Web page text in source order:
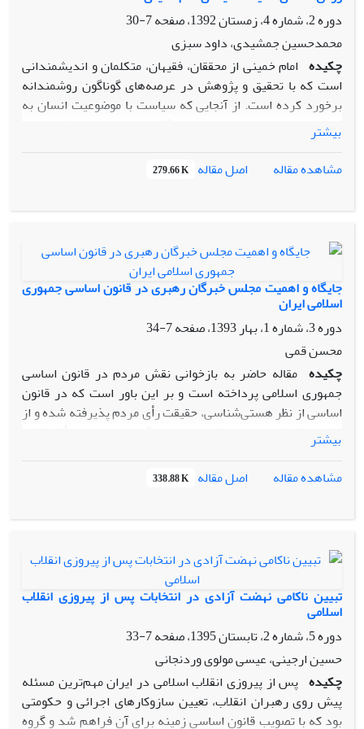
دوره 2، شماره 4، زمستان 1392، صفحه
7-30
محمدحسین جمشیدی، داود سبزی
چکیده امام خمینی از محققان، فقیهان، متکلمان و اندیشمندانی
است که با تحقیق و پژوهش در عرصه‌های گوناگون روشمندانه
برخورد کرده است. از آنجایی که سیاست با موضوعیت انسان به
تمام ابعاد هدایتی او نظر دارد لذا آثار امام خمینی از تکثر روشی
برخوردار است و اندیشه سیاسی امام خمینی به لحاظ روش‌شناسی
امری چند بعدی و مبتنی بر تمام منابع و ابزارهای معرفتی مورد
نظر اوست. از این رو پرسش این نوشتار بیان چیستی روش‌شناسی
استنباطی فقهی، اخلاقی، تفسیری و تاریخی برای امام حائز اهمیت
است. به گونه‌ای که ادراک صحیح اندیشه سیاسی امام خمینی+
راهی جز شناخت این روش‌ها در آثار او و چگونگی کاربرد آنها
نمی‌باشد.
بیشتر
مشاهده مقاله
اصل مقاله 279.66 K
جایگاه و اهمیت مجلس خبرگان رهبری در قانون اساسی جمهوری
اسلامی ایران
دوره 3، شماره 1، بهار 1393، صفحه
7-34
محسن قمی
چکیده مقاله حاضر به بازخوانی نقش مردم در قانون اساسی
جمهوری اسلامی پرداخته است و بر این باور است که در قانون
اساسی از نظر هستی‌شناسی، حقیقت رأی مردم پذیرفته شده و از
نظر معرفت‌شناختی نیز امکان وصول به آن حقیقت مورد تأکید قرار
گرفته و از جمله در نحوه تعیین رهبر و مراقبت بر رهبری به آن
واقعیت اجتماعی بخشیده است.
همچنین با اذعان به فلسفه وجودی مجلس خبرگان رهبری در
بحرانی ناشی از فوت، کناره‌گیری و یا عزل رهبری را برعهده
می‌گیرد و ثالثاً نقش و جایگاه بی‌بدیل آن را روشن می‌سازد.
بیشتر
مشاهده مقاله
اصل مقاله 338.88 K
تبیین ناکامی نهضت آزادی در انتخابات پس از پیروزی انقلاب
اسلامی
دوره 5، شماره 2، تابستان 1395، صفحه
7-33
حسین ارجینی، عیسی مولوی وردنجانی
چکیده پس از پیروزی انقلاب اسلامی در ایران مهم‌‌ترین مسئله
پیش روی رهبران انقلاب، تعیین سازوکارهای اجرائی و حکومتی
بود که با تصویب قانون اساسی زمینه برای آن فراهم شد و گروه